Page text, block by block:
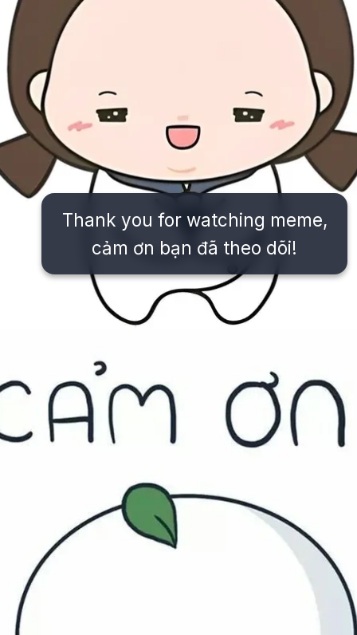
Thank you for watching meme,
cảm ơn bạn đã theo dõi!